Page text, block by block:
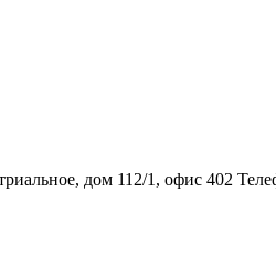
дом 112/1, офис 402